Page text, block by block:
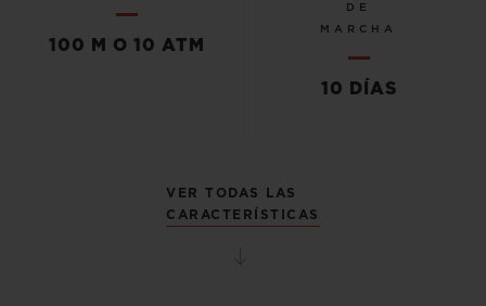
100 M O 10 ATM
DE
MARCHA
10 DÍAS
VER TODAS LAS
CARACTERÍSTICAS